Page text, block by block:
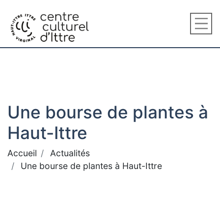
Une bourse de plantes à
Haut-Ittre
Accueil
Actualités
Une bourse de plantes à Haut-Ittre